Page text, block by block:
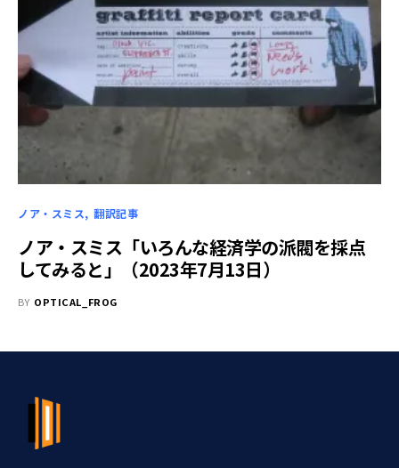
ノア・スミス 翻訳記事
ノア・スミス「いろんな経済学の派閥を採点
してみると」（2023年7月13日）
BY OPTICAL_FROG